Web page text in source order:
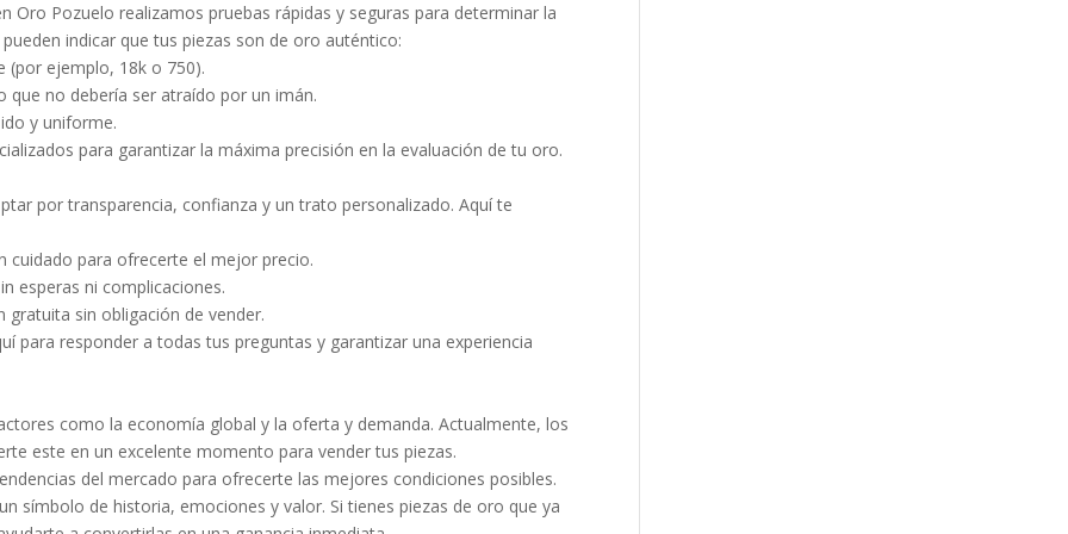
Oro Pozuelo realizamos pruebas rápidas y seguras para determinar la
indicar que tus piezas son de oro auténtico:
(por ejemplo, 18k o 750).
que no debería ser atraído por un imán.
y uniforme.
para garantizar la máxima precisión en la evaluación de tu oro.
por transparencia, confianza y un trato personalizado. Aquí te
cuidado para ofrecerte el mejor precio.
esperas ni complicaciones.
gratuita sin obligación de vender.
para responder a todas tus preguntas y garantizar una experiencia
como la economía global y la oferta y demanda. Actualmente, los
este en un excelente momento para vender tus piezas.
del mercado para ofrecerte las mejores condiciones posibles.
símbolo de historia, emociones y valor. Si tienes piezas de oro que ya